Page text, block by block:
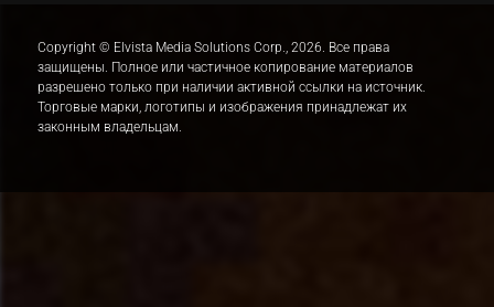
Copyright © Elvista Media Solutions Corp., 2026. Все права
защищены. Полное или частичное копирование материалов
разрешено только при наличии активной ссылки на источник.
Торговые марки, логотипы и изображения принадлежат их
законным владельцам.